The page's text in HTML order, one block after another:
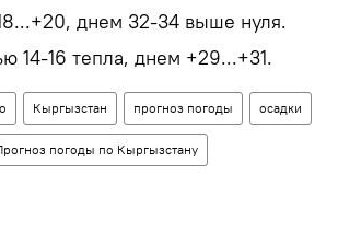
днем 32-34 выше нуля.
14-16 тепла, днем +29...+31.
Кыргызстан прогноз погоды осадки
погоды по Кыргызстану